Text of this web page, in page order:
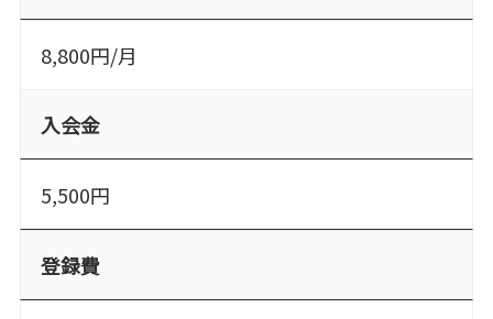
8,800円/月
入会金
5,500円
登録費